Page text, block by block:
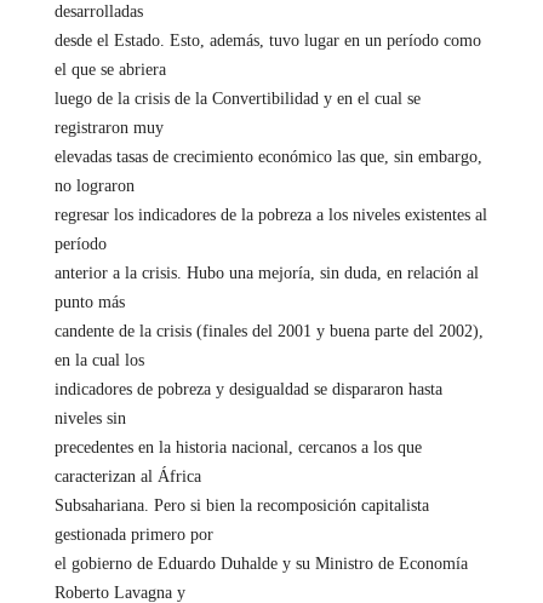
desarrolladas
desde el Estado. Esto, además, tuvo lugar en un período como
el que se abriera
luego de la crisis de la Convertibilidad y en el cual se
registraron muy
elevadas tasas de crecimiento económico las que, sin embargo,
no lograron
regresar los indicadores de la pobreza a los niveles existentes al
período
anterior a la crisis. Hubo una mejoría, sin duda, en relación al
punto más
candente de la crisis (finales del 2001 y buena parte del 2002),
en la cual los
indicadores de pobreza y desigualdad se dispararon hasta
niveles sin
precedentes en la historia nacional, cercanos a los que
caracterizan al África
Subsahariana. Pero si bien la recomposición capitalista
gestionada primero por
el gobierno de Eduardo Duhalde y su Ministro de Economía
Roberto Lavagna y